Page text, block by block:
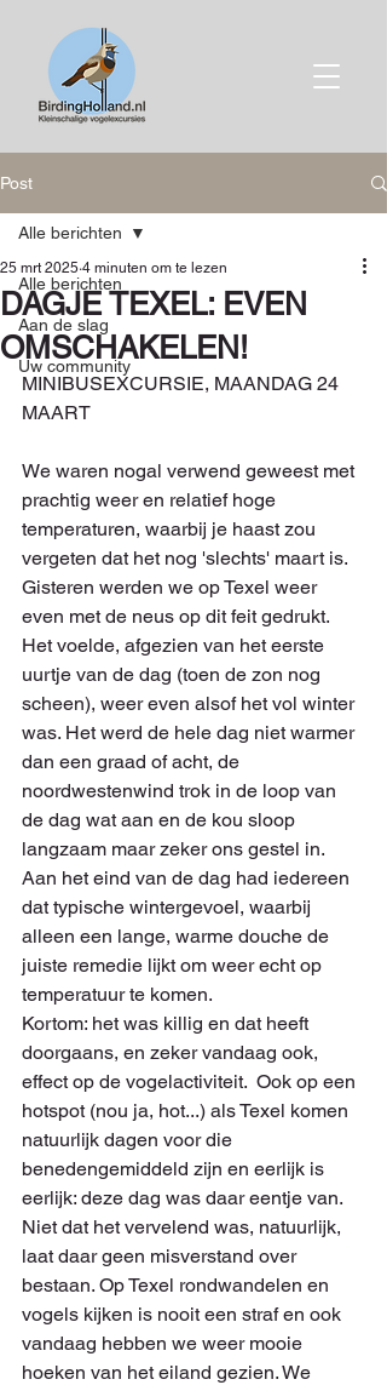
Post
Alle berichten
Aan de slag
Uw community
Alle berichten
DAGJE TEXEL: EVEN
OMSCHAKELEN!
25 mrt 2025 4 minuten om te lezen
MINIBUSEXCURSIE, MAANDAG 24
MAART
We waren nogal verwend geweest met
prachtig weer en relatief hoge
temperaturen, waarbij je haast zou
vergeten dat het nog 'slechts' maart is.
Gisteren werden we op Texel weer
even met de neus op dit feit gedrukt.
Het voelde, afgezien van het eerste
uurtje van de dag (toen de zon nog
scheen), weer even alsof het vol winter
was. Het werd de hele dag niet warmer
dan een graad of acht, de
noordwestenwind trok in de loop van
de dag wat aan en de kou sloop
langzaam maar zeker ons gestel in.
Aan het eind van de dag had iedereen
dat typische wintergevoel, waarbij
alleen een lange, warme douche de
juiste remedie lijkt om weer echt op
temperatuur te komen.
Kortom: het was killig en dat heeft
doorgaans, en zeker vandaag ook,
effect op de vogelactiviteit.  Ook op een
hotspot (nou ja, hot...) als Texel komen
natuurlijk dagen voor die
benedengemiddeld zijn en eerlijk is
eerlijk: deze dag was daar eentje van.
Niet dat het vervelend was, natuurlijk,
laat daar geen misverstand over
bestaan. Op Texel rondwandelen en
vogels kijken is nooit een straf en ook
vandaag hebben we weer mooie
hoeken van het eiland gezien. We